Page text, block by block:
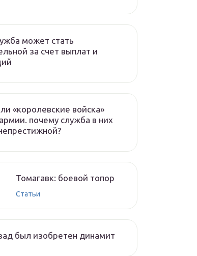
может стать
за счет выплат и
«королевские войска»
почему служба в них
Томагавк: боевой топор
Статьи
был изобретен динамит